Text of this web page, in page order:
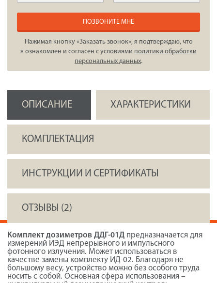
ПОЗВОНИТЕ МНЕ
Нажимая кнопку «Заказать звонок», я подтверждаю, что
я ознакомлен и согласен с условиями политики обработки
персональных данных.
ОПИСАНИЕ ХАРАКТЕРИСТИКИ
КОМПЛЕКТАЦИЯ
ИНСТРУКЦИИ И СЕРТИФИКАТЫ
ОТЗЫВЫ (2)
Комплект дозиметров ДДГ-01Д предназначается для
измерений ИЭД непрерывного и импульсного
фотонного излучения. Может использоваться в
качестве замены комплекту ИД-02. Благодаря не
большому весу, устройство можно без особого труда
носить с собой. Основная сфера использования –